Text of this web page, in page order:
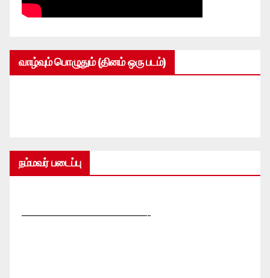
வாழ்வும் பொழுதும் (தினம் ஒரு படம்)
நம்மவர் படைப்பு
—————————————-